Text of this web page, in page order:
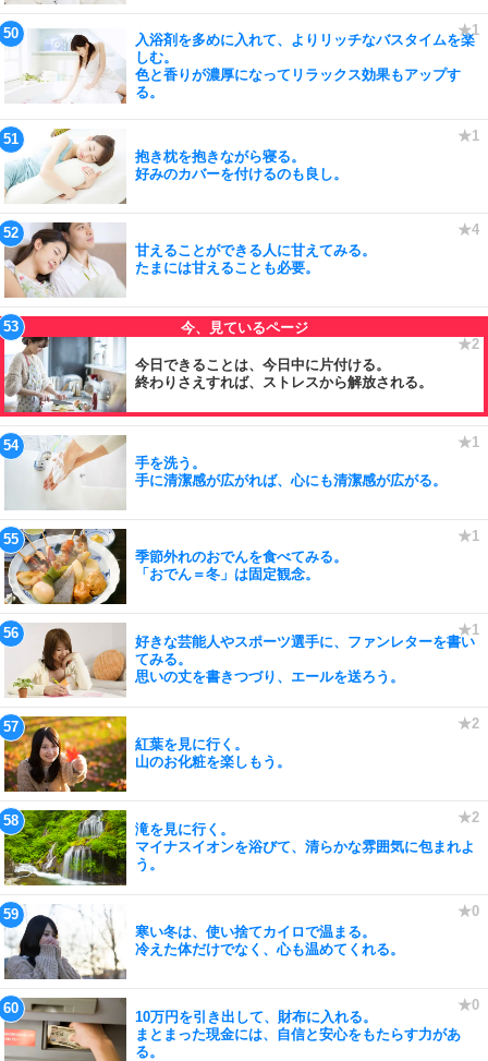
入浴剤を多めに入れて、よりリッチなバスタイムを楽
しむ。
色と香りが濃厚になってリラックス効果もアップす
る。
抱き枕を抱きながら寝る。
好みのカバーを付けるのも良し。
甘えることができる人に甘えてみる。
たまには甘えることも必要。
今日できることは、今日中に片付ける。
終わりさえすれば、ストレスから解放される。
手を洗う。
手に清潔感が広がれば、心にも清潔感が広がる。
季節外れのおでんを食べてみる。
「おでん＝冬」は固定観念。
好きな芸能人やスポーツ選手に、ファンレターを書い
てみる。
思いの丈を書きつづり、エールを送ろう。
紅葉を見に行く。
山のお化粧を楽しもう。
滝を見に行く。
マイナスイオンを浴びて、清らかな雰囲気に包まれよ
う。
寒い冬は、使い捨てカイロで温まる。
冷えた体だけでなく、心も温めてくれる。
10万円を引き出して、財布に入れる。
まとまった現金には、自信と安心をもたらす力があ
る。